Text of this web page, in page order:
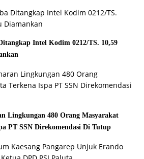
Intel Kodim 0212/TS. 10,59
Lingkungan 480 Orang Masyarakat
PT SSN Direkomendasi Di Tutup